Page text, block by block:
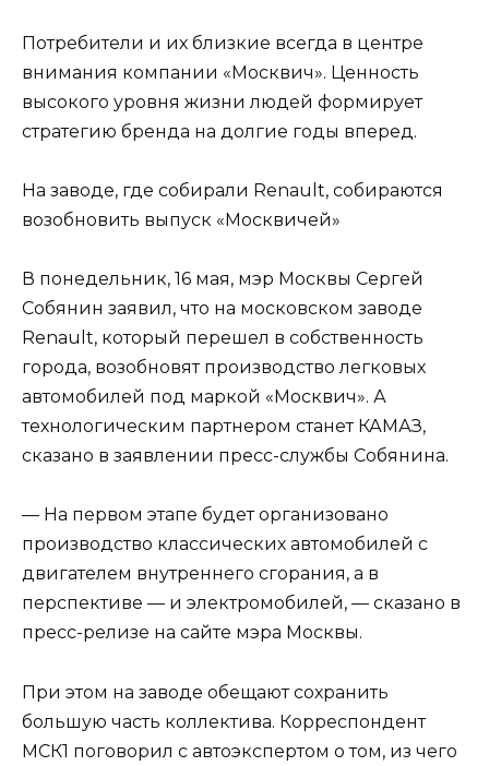
Потребители и их близкие всегда в центре
внимания компании «Москвич». Ценность
высокого уровня жизни людей формирует
стратегию бренда на долгие годы вперед.
На заводе, где собирали Renault, собираются
возобновить выпуск «Москвичей»
В понедельник, 16 мая, мэр Москвы Сергей
Собянин заявил, что на московском заводе
Renault, который перешел в собственность
города, возобновят производство легковых
автомобилей под маркой «Москвич». А
технологическим партнером станет КАМАЗ,
сказано в заявлении пресс-службы Собянина.
— На первом этапе будет организовано
производство классических автомобилей с
двигателем внутреннего сгорания, а в
перспективе — и электромобилей, — сказано в
пресс-релизе на сайте мэра Москвы.
При этом на заводе обещают сохранить
большую часть коллектива. Корреспондент
МСК1 поговорил с автоэкспертом о том, из чего